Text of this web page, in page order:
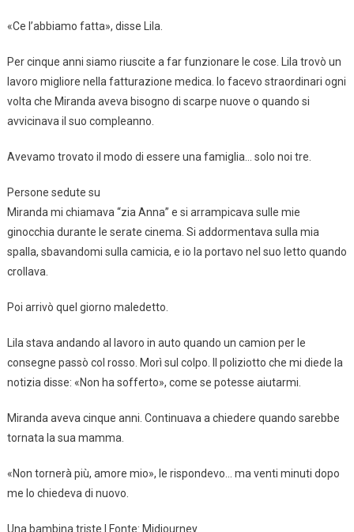
«Ce l’abbiamo fatta», disse Lila.
Per cinque anni siamo riuscite a far funzionare le cose. Lila trovò un
lavoro migliore nella fatturazione medica. Io facevo straordinari ogni
volta che Miranda aveva bisogno di scarpe nuove o quando si
avvicinava il suo compleanno.
Avevamo trovato il modo di essere una famiglia… solo noi tre.
Persone sedute su
Miranda mi chiamava “zia Anna” e si arrampicava sulle mie
ginocchia durante le serate cinema. Si addormentava sulla mia
spalla, sbavandomi sulla camicia, e io la portavo nel suo letto quando
crollava.
Poi arrivò quel giorno maledetto.
Lila stava andando al lavoro in auto quando un camion per le
consegne passò col rosso. Morì sul colpo. Il poliziotto che mi diede la
notizia disse: «Non ha sofferto», come se potesse aiutarmi.
Miranda aveva cinque anni. Continuava a chiedere quando sarebbe
tornata la sua mamma.
«Non tornerà più, amore mio», le rispondevo… ma venti minuti dopo
me lo chiedeva di nuovo.
Una bambina triste | Fonte: Midjourney